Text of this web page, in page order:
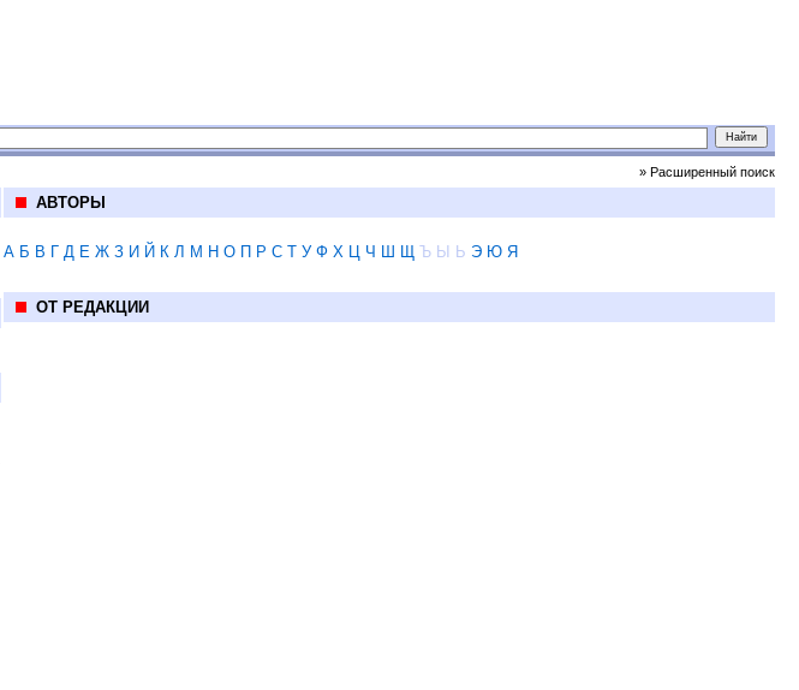
» Расширенный поиск
АВТОРЫ
А Б В Г Д Е Ж З И Й К Л М Н О П Р С Т У Ф Х Ц Ч Ш Щ Ъ Ы Ь Э Ю Я
ОТ РЕДАКЦИИ